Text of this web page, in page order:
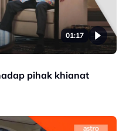
01:17
pihak khianat